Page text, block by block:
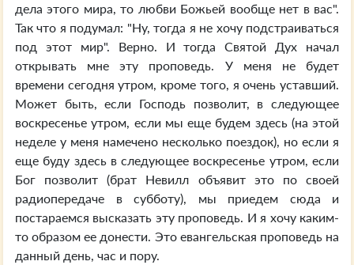
дела этого мира, то любви Божьей вообще нет в вас".
Так что я подумал: "Ну, тогда я не хочу подстраиваться
под этот мир". Верно. И тогда Святой Дух начал
открывать мне эту проповедь. У меня не будет
времени сегодня утром, кроме того, я очень уставший.
Может быть, если Господь позволит, в следующее
воскресенье утром, если мы еще будем здесь (на этой
неделе у меня намечено несколько поездок), но если я
еще буду здесь в следующее воскресенье утром, если
Бог позволит (брат Невилл объявит это по своей
радиопередаче в субботу), мы приедем сюда и
постараемся высказать эту проповедь. И я хочу каким-
то образом ее донести. Это евангельская проповедь на
данный день, час и пору.